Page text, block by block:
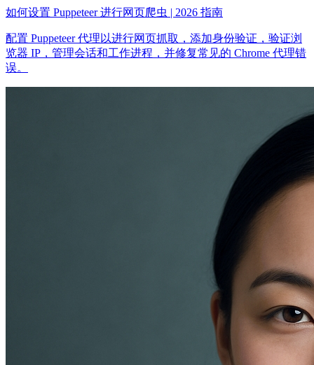
如何设置 Puppeteer 进行网页爬虫 | 2026 指南
配置 Puppeteer 代理以进行网页抓取，添加身份验证，验证浏
览器 IP，管理会话和工作进程，并修复常见的 Chrome 代理错
误。